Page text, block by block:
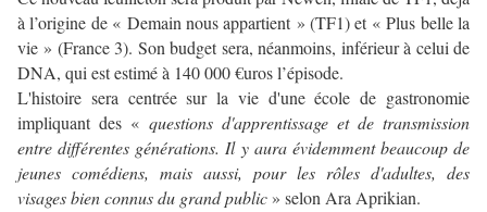
à l’origine de « Demain nous appartient » (TF1) et « Plus belle la
vie » (France 3). Son budget sera, néanmoins, inférieur à celui de
DNA, qui est estimé à 140 000 €uros l’épisode.
L'histoire sera centrée sur la vie d'une école de gastronomie
impliquant des « questions d'apprentissage et de transmission
entre différentes générations. Il y aura évidemment beaucoup de
jeunes comédiens, mais aussi, pour les rôles d'adultes, des
visages bien connus du grand public » selon Ara Aprikian.